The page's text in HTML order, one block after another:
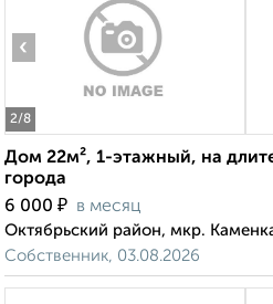
2/8
‹
Дом 22м², 1-этажный, на
города
6 000 ₽ в месяц
Октябрьский район, мкр.
Собственник, 03.08.2026